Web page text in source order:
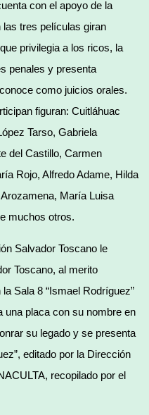
con el apoyo de la
tres películas giran
privilegia a los ricos, la
penales y presenta
como juicios orales.
figuran: Cuitláhuac
Tarso, Gabriela
del Castillo, Carmen
Rojo, Alfredo Adame, Hilda
María Luisa
muchos otros.
Salvador Toscano le
Toscano, al merito
Sala 8 “Ismael Rodríguez”
una placa con su nombre en
su legado y se presenta
editado por la Dirección
recopilado por el